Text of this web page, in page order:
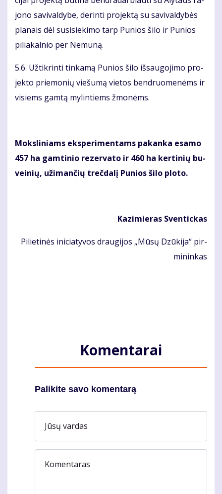
jo­no sa­vi­val­dy­be, de­rin­ti pro­jek­tą su sa­vi­val­dy­bės
pla­nais dėl su­si­sie­ki­mo tarp Pu­nios ši­lo ir Pu­nios
pi­lia­kal­nio per Ne­mu­ną.
5.6. Už­tik­rin­ti tin­ka­mą Pu­nios ši­lo iš­sau­go­ji­mo pro­
jek­to prie­mo­nių vie­šu­mą vie­tos ben­druo­me­nėms ir
vi­siems gam­tą my­lin­tiems žmo­nėms.
Moks­li­niams eks­pe­ri­men­tams pa­kan­ka esa­mo
457 ha gam­ti­nio re­zer­va­to ir 460 ha ker­ti­nių bu­
vei­nių, už­iman­čių treč­da­lį Pu­nios ši­lo plo­to.
Ka­zi­mie­ras Sven­tic­kas
Pi­lie­ti­nės ini­cia­ty­vos drau­gi­jos „Mū­sų Dzū­ki­ja“ pir­
mi­nin­kas
Komentarai
Palikite savo komentarą
Jūsų vardas
Komentaras